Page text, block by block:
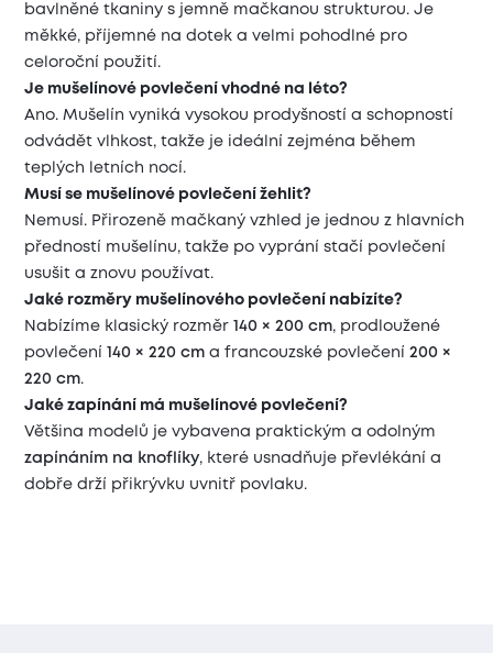
bavlněné tkaniny s jemně mačkanou strukturou. Je
měkké, příjemné na dotek a velmi pohodlné pro
celoroční použití.
Je mušelínové povlečení vhodné na léto?
Ano. Mušelín vyniká vysokou prodyšností a schopností
odvádět vlhkost, takže je ideální zejména během
teplých letních nocí.
Musí se mušelínové povlečení žehlit?
Nemusí. Přirozeně mačkaný vzhled je jednou z hlavních
předností mušelínu, takže po vyprání stačí povlečení
usušit a znovu používat.
Jaké rozměry mušelínového povlečení nabízíte?
Nabízíme klasický rozměr140 × 200 cm, prodloužené
povlečení140 × 220 cm a francouzské povlečení200 ×
220 cm.
Jaké zapínání má mušelínové povlečení?
Většina modelů je vybavena praktickým a odolným
zapínáním na knoflíky, které usnadňuje převlékání a
dobře drží přikrývku uvnitř povlaku.